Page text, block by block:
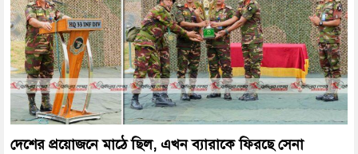
দেশের প্রয়োজনে মাঠে ছিল, এখন ব্যারাকে ফিরছে সেনা